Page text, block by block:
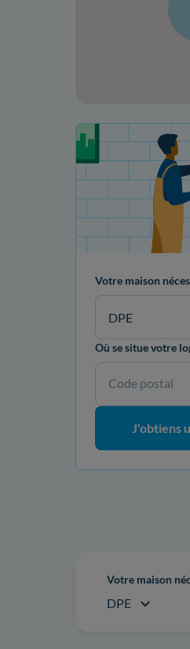
Votre projet de
Votre maison
DPE
Où se situe votre
Code postal
J'obtiens
Votre maison
DPE